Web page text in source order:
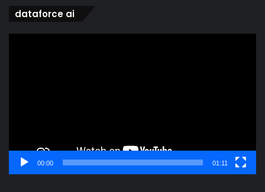
dataforce ai
00:00 01:11